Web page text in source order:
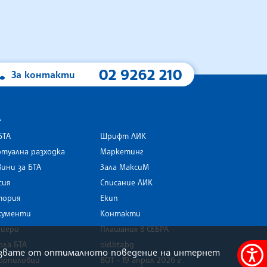
Меню
За контакти 02 9262 210
разходка
за БТА
БТА
Шрифт ЛИК
Маркетинг
Зала МаксиМ
Списание ЛИК
Екип
Контакти
Плащания в СЕБРА
old.bta.bg
ВОТ - 19 април 2026 г .
от оптималното поведение на интернет